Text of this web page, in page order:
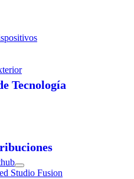
Tecnología
Studio Fusion